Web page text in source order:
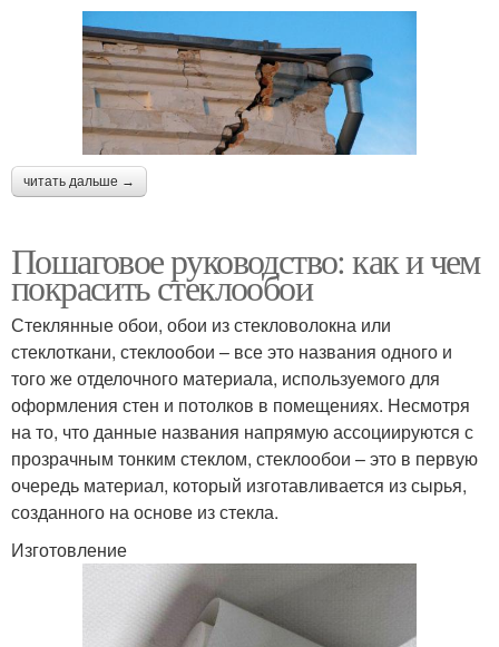
читать дальше →
Пошаговое руководство: как и чем
покрасить стеклообои
Стеклянные обои, обои из стекловолокна или
стеклоткани, стеклообои – все это названия одного и
того же отделочного материала, используемого для
оформления стен и потолков в помещениях. Несмотря
на то, что данные названия напрямую ассоциируются с
прозрачным тонким стеклом, стеклообои – это в первую
очередь материал, который изготавливается из сырья,
созданного на основе из стекла.
Изготовление